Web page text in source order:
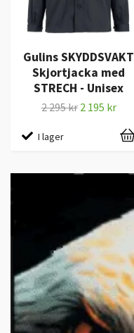
Gulins SKYDDSVAKT
Skjortjacka med
STRECH - Unisex
2 295 kr 2 195 kr
I lager